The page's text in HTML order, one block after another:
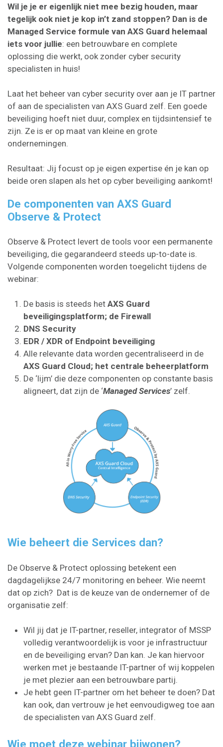
Wil je je er eigenlijk niet mee bezig houden, maar
tegelijk ook niet je kop in’t zand stoppen? Dan is de
Managed Service formule van AXS Guard helemaal
iets voor jullie: een betrouwbare en complete
oplossing die werkt, ook zonder cyber security
specialisten in huis!
Laat het beheer van cyber security over aan je IT partner
of aan de specialisten van AXS Guard zelf. Een goede
beveiliging hoeft niet duur, complex en tijdsintensief te
zijn. Ze is er op maat van kleine en grote
ondernemingen.
Resultaat: Jij focust op je eigen expertise én je kan op
beide oren slapen als het op cyber beveiliging aankomt!
De componenten van AXS Guard
Observe & Protect
​Observe & Protect levert de tools voor een permanente
beveiliging, die gegarandeerd steeds up-to-date is.
Volgende componenten worden toegelicht tijdens de
webinar:
De basis is steeds het AXS Guard
beveiligingsplatform; de Firewall
DNS Security
EDR / XDR of Endpoint beveiliging
Alle relevante data worden gecentraliseerd in de
AXS Guard Cloud; het centrale beheerplatform
De ‘lijm’ die deze componenten op constante basis
aligneert, dat zijn de ‘Managed Services’ zelf.
Wie beheert die Services dan?
De Observe & Protect oplossing betekent een
dagdagelijkse 24/7 monitoring en beheer. Wie neemt
dat op zich? Dat is de keuze van de ondernemer of de
organisatie zelf:
Wil jij dat je IT-partner, reseller, integrator of MSSP
volledig verantwoordelijk is voor je infrastructuur
en de beveiliging ervan? Dan kan. Je kan hiervoor
werken met je bestaande IT-partner of wij koppelen
je met plezier aan een betrouwbare partij.
Je hebt geen IT-partner om het beheer te doen? Dat
kan ook, dan vertrouw je het eenvoudigweg toe aan
de specialisten van AXS Guard zelf.
Wie moet deze webinar bijwonen?